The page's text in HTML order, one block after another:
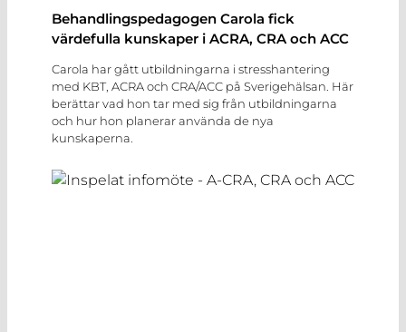
Behandlingspedagogen Carola fick
värdefulla kunskaper i ACRA, CRA och ACC
Carola har gått utbildningarna i stresshantering
med KBT, ACRA och CRA/ACC på Sverigehälsan. Här
berättar vad hon tar med sig från utbildningarna
och hur hon planerar använda de nya
kunskaperna.